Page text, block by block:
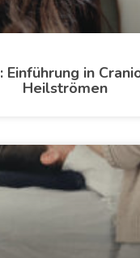
Einführung in
Heilströmen